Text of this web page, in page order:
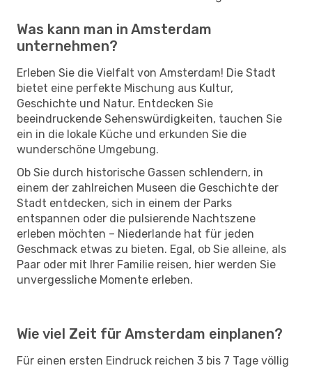
Was kann man in Amsterdam
unternehmen?
Erleben Sie die Vielfalt von Amsterdam! Die Stadt
bietet eine perfekte Mischung aus Kultur,
Geschichte und Natur. Entdecken Sie
beeindruckende Sehenswürdigkeiten, tauchen Sie
ein in die lokale Küche und erkunden Sie die
wunderschöne Umgebung.
Ob Sie durch historische Gassen schlendern, in
einem der zahlreichen Museen die Geschichte der
Stadt entdecken, sich in einem der Parks
entspannen oder die pulsierende Nachtszene
erleben möchten – Niederlande hat für jeden
Geschmack etwas zu bieten. Egal, ob Sie alleine, als
Paar oder mit Ihrer Familie reisen, hier werden Sie
unvergessliche Momente erleben.
Wie viel Zeit für Amsterdam einplanen?
Für einen ersten Eindruck reichen 3 bis 7 Tage völlig